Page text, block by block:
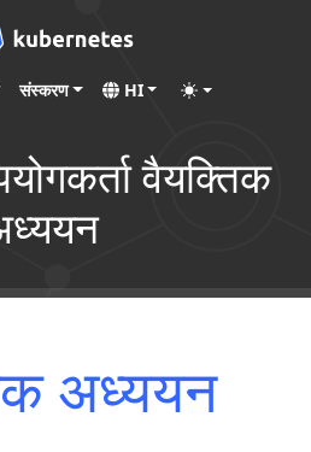
संस्करण HI
वैयक्तिक
अध्ययन